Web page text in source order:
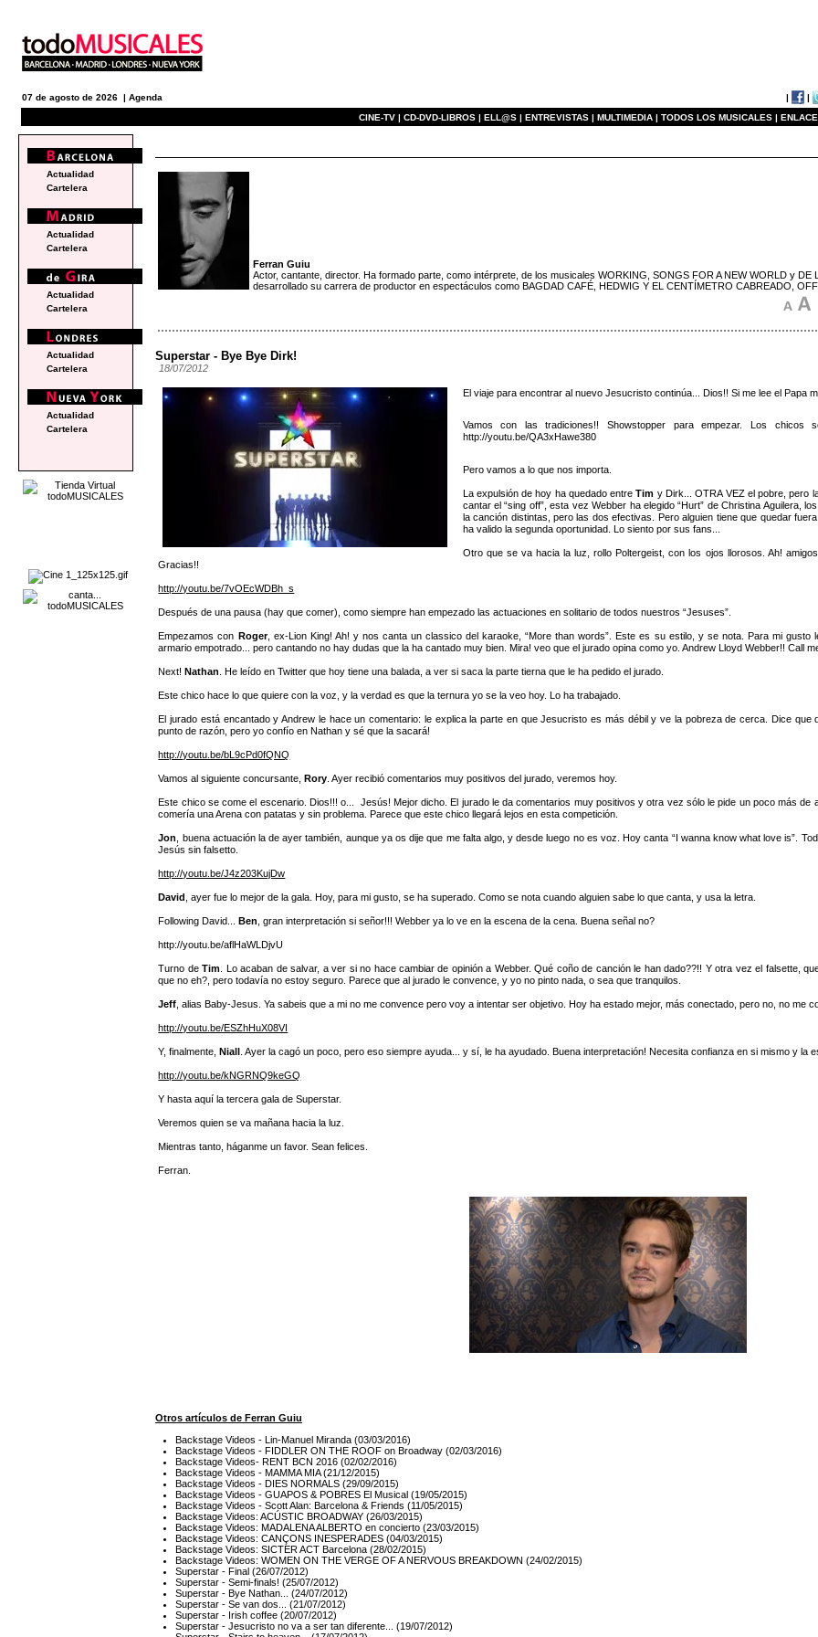
07 de agosto de 2026 | Agenda | |
CINE-TV | CD-DVD-LIBROS | ELL@S | ENTREVISTAS | MULTIMEDIA | TODOS LOS MUSICALES |
Ferran Guiu
Actor, cantante, director. Ha formado parte, como intérprete, de los musicales WORKING, SONGS FOR A NEW WORLD y DE
desarrollado su carrera de productor en espectáculos como BAGDAD CAFÉ, HEDWIG Y EL CENTÍMETRO CABREADO,
Superstar - Bye Bye Dirk!
18/07/2012
El viaje para encontrar al nuevo Jesucristo continúa... Dios!! Si me lee el Papa
Vamos con las tradiciones!! Showstopper para empezar. Los chicos
http://youtu.be/QA3xHawe380
Pero vamos a lo que nos importa.
La expulsión de hoy ha quedado entreTim y Dirk... OTRA VEZ el pobre, pero
cantar el “sing off”, esta vez Webber ha elegido “Hurt” de Christina Aguilera,
la canción distintas, pero las dos efectivas. Pero alguien tiene que quedar
ha valido la segunda oportunidad. Lo siento por sus fans...
Otro que se va hacia la luz, rollo Poltergeist, con los ojos llorosos. Ah!
Gracias!!
http://youtu.be/7vOEcWDBh_s
Después de una pausa (hay que comer), como siempre han empezado las actuaciones en solitario de todos nuestros “Jesuses”.
Empezamos con Roger, ex-Lion King! Ah! y nos canta un classico del karaoke, “More than words”. Este es su estilo, y se nota. Para mi
armario empotrado... pero cantando no hay dudas que la ha cantado muy bien. Mira! veo que el jurado opina como yo. Andrew Lloyd Webber!! Call
Next!Nathan . He leído en Twitter que hoy tiene una balada, a ver si saca la parte tierna que le ha pedido el jurado.
Este chico hace lo que quiere con la voz, y la verdad es que la ternura yo se la veo hoy. Lo ha trabajado.
El jurado está encantado y Andrew le hace un comentario: le explica la parte en que Jesucristo es más débil y ve la pobreza de cerca. Dice
punto de razón, pero yo confío en Nathan y sé que la sacará!
http://youtu.be/bL9cPd0fQNQ
Vamos al siguiente concursante,Rory . Ayer recibió comentarios muy positivos del jurado, veremos hoy.
Este chico se come el escenario. Dios!!! o... Jesús! Mejor dicho. El jurado le da comentarios muy positivos y otra vez sólo le pide un poco más de
comería una Arena con patatas y sin problema. Parece que este chico llegará lejos en esta competición.
Jon
, buena actuación la de ayer también, aunque ya os dije que me falta algo, y desde luego no es voz. Hoy canta “I wanna know what love is”.
Jesús sin falsetto.
http://youtu.be/J4z203KujDw
David , ayer fue lo mejor de la gala. Hoy, para mi gusto, se ha superado. Como se nota cuando alguien sabe lo que canta, y usa la letra.
Following David...Ben , gran interpretación si señor!!! Webber ya lo ve en la escena de la cena. Buena señal no?
http://youtu.be/aflHaWLDjvU
Turno deTim . Lo acaban de salvar, a ver si no hace cambiar de opinión a Webber. Qué coño de canción le han dado??!! Y otra vez el falsette,
que no eh?, pero todavía no estoy seguro. Parece que al jurado le convence, y yo no pinto nada, o sea que tranquilos.
Jeff , alias Baby-Jesus. Ya sabeis que a mi no me convence pero voy a intentar ser objetivo. Hoy ha estado mejor, más conectado, pero no, no me
http://youtu.be/ESZhHuX08VI
Y, finalmente,Niall . Ayer la cagó un poco, pero eso siempre ayuda... y sí, le ha ayudado. Buena interpretación! Necesita confianza en si mismo y la
http://youtu.be/kNGRNQ9keGQ
Y hasta aquí la tercera gala de Superstar.
Veremos quien se va mañana hacia la luz.
Mientras tanto, háganme un favor. Sean felices.
Ferran.
Otros artículos de Ferran Guiu
Backstage Videos - Lin-Manuel Miranda (03/03/2016)
Backstage Videos - FIDDLER ON THE ROOF on Broadway (02/03/2016)
Backstage Videos- RENT BCN 2016 (02/02/2016)
Backstage Videos - MAMMA MIA (21/12/2015)
Backstage Videos - DIES NORMALS (29/09/2015)
Backstage Videos - GUAPOS & POBRES El Musical (19/05/2015)
Backstage Videos - Scott Alan: Barcelona & Friends (11/05/2015)
Backstage Videos: ACÚSTIC BROADWAY (26/03/2015)
Backstage Videos: MADALENA ALBERTO en concierto (23/03/2015)
Backstage Videos: CANÇONS INESPERADES (04/03/2015)
Backstage Videos: SICTER ACT Barcelona (28/02/2015)
Backstage Videos: WOMEN ON THE VERGE OF A NERVOUS BREAKDOWN (24/02/2015)
Superstar - Final (26/07/2012)
Superstar - Semi-finals! (25/07/2012)
Superstar - Bye Nathan... (24/07/2012)
Superstar - Se van dos... (21/07/2012)
Superstar - Irish coffee (20/07/2012)
Superstar - Jesucristo no va a ser tan diferente... (19/07/2012)
Actualidad
Cartelera
Actualidad
Cartelera
Actualidad
Cartelera
Actualidad
Cartelera
Actualidad
Cartelera